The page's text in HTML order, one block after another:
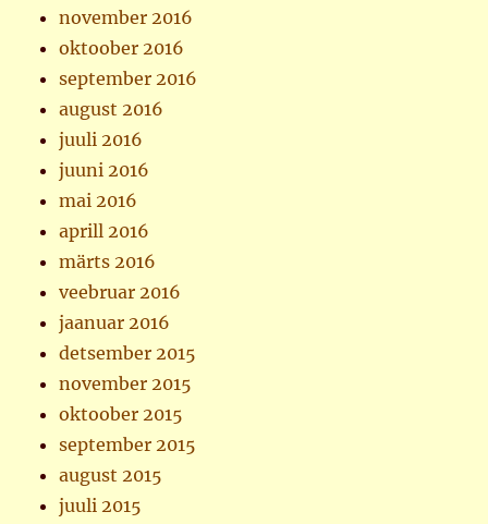
november 2016
oktoober 2016
september 2016
august 2016
juuli 2016
juuni 2016
mai 2016
aprill 2016
märts 2016
veebruar 2016
jaanuar 2016
detsember 2015
november 2015
oktoober 2015
september 2015
august 2015
juuli 2015